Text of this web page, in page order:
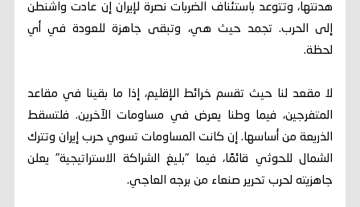
هدنتها، وتتوعد باستئناف الضربات نصرة لإيران إن عادت واشنطن
إلى الحرب. تجمد حيث هي، وتبقى جاهزة للعودة في أي
لحظة.
لا مقعد لنا حيث تقسم خرائط الإقليم، إذا ما بقينا في مقاعد
المتفرجين، فيما وطنا يعرض في مساومات الآخرين. فلتسقط
الذريعة من أساسها. إن كانت المساومات تسوي حرب إيران وتترك
الشمال للحوثي قائمًا، فيما "بليغ الشراكة الاستراتيجية" يعلن
جاهزيته لحرب تحرير صنعاء من برجه العاجي.